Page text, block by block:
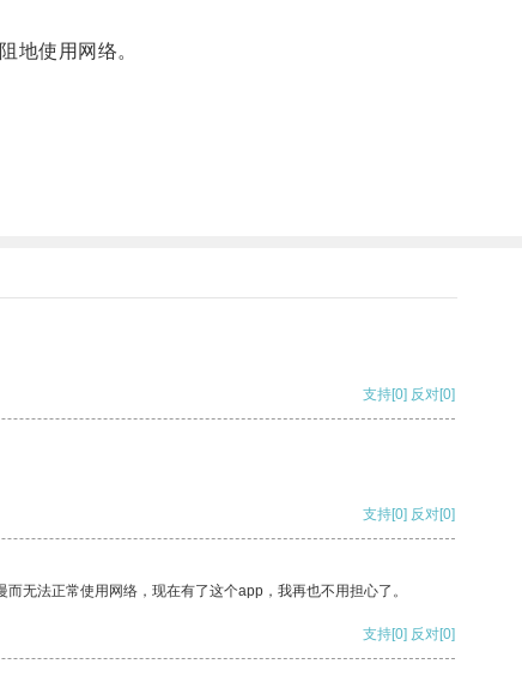
使用网络。
支持[0] 反对[0]
支持[0] 反对[0]
无法正常使用网络，现在有了这个app，我再也不用担心了。
支持[0] 反对[0]